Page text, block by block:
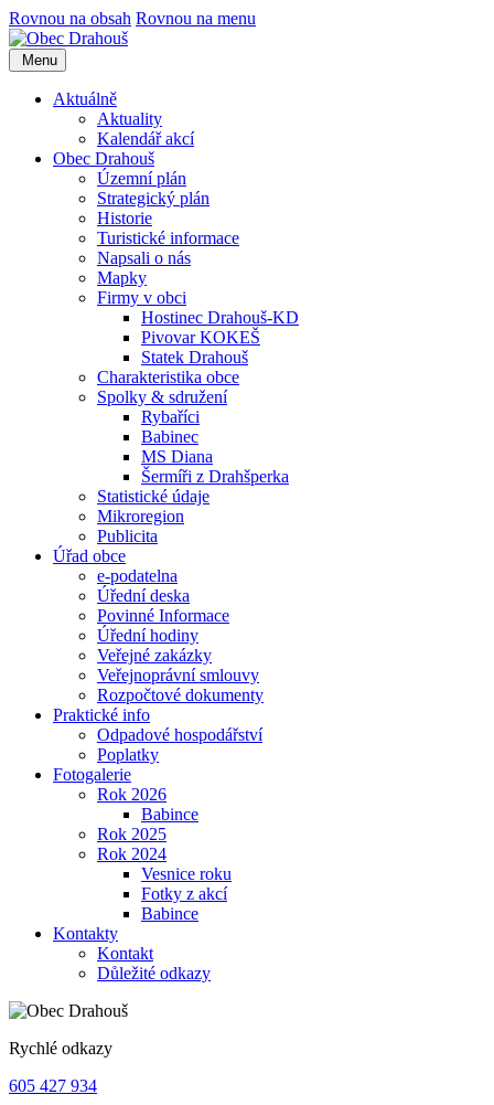
Rovnou na obsah Rovnou na menu
Menu
Aktuálně
Aktuality
Kalendář akcí
Obec Drahouš
Územní plán
Strategický plán
Historie
Turistické informace
Napsali o nás
Mapky
Firmy v obci
Hostinec Drahouš-KD
Pivovar KOKEŠ
Statek Drahouš
Charakteristika obce
Spolky & sdružení
Rybaříci
Babinec
MS Diana
Šermíři z Drahšperka
Statistické údaje
Mikroregion
Publicita
Úřad obce
e-podatelna
Úřední deska
Povinné Informace
Úřední hodiny
Veřejné zakázky
Veřejnoprávní smlouvy
Rozpočtové dokumenty
Praktické info
Odpadové hospodářství
Poplatky
Fotogalerie
Rok 2026
Babince
Rok 2025
Rok 2024
Vesnice roku
Fotky z akcí
Babince
Kontakty
Kontakt
Důležité odkazy
Rychlé odkazy
605 427 934